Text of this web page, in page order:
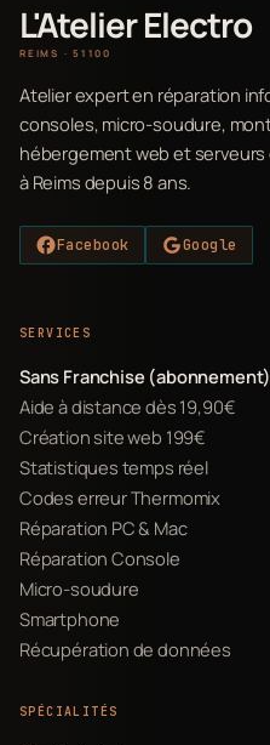
L'Atelier Electro
REIMS · 51100
Atelier expert en réparation
consoles, micro-soudure,
hébergement web et serveurs
à Reims depuis 8 ans.
Facebook Google
SERVICES
Sans Franchise (abonnement)
Aide à distance dès 19,90€
Création site web 199€
Statistiques temps réel
Codes erreur Thermomix
Réparation PC & Mac
Réparation Console
Micro-soudure
Smartphone
Récupération de données
SPÉCIALITÉS